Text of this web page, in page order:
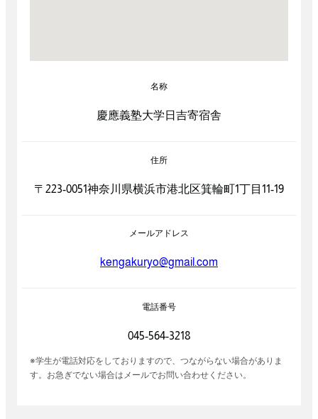
名称
慶應義塾大学日吉寄宿舎
住所
〒223-0051神奈川県横浜市港北区箕輪町1丁目11-19
メールアドレス
kengakuryo@gmail.com
電話番号
045-564-3218
※学生が電話対応をしておりますので、つながらない場合がありま
す。お急ぎでない場合はメールでお問い合わせください。